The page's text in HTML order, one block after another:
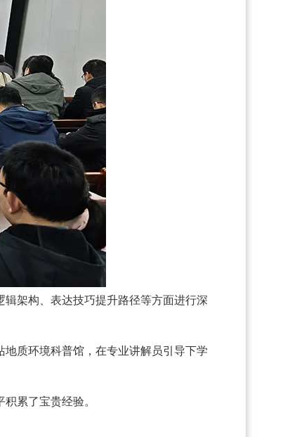
架构、表达技巧提升路径等方面进行深
质环境科普馆，在专业讲解员引导下学
累了宝贵经验。